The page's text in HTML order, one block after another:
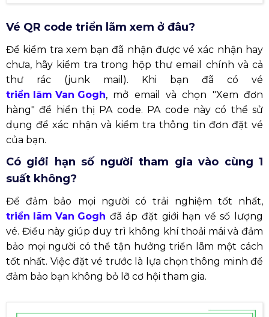
Vé QR code triển lãm xem ở đâu?
Để kiểm tra xem bạn đã nhận được vé xác nhận hay
chưa, hãy kiểm tra trong hộp thư email chính và cả
thư rác (junk mail). Khi bạn đã có vé
triển lãm Van Gogh, mở email và chọn "Xem đơn
hàng" để hiển thị PA code. PA code này có thể sử
dụng để xác nhận và kiểm tra thông tin đơn đặt vé
của bạn.
Có giới hạn số người tham gia vào cùng 1
suất không?
Để đảm bảo mọi người có trải nghiệm tốt nhất,
triển lãm Van Gogh đã áp đặt giới hạn về số lượng
vé. Điều này giúp duy trì không khí thoải mái và đảm
bảo mọi người có thể tận hưởng triển lãm một cách
tốt nhất. Việc đặt vé trước là lựa chọn thông minh để
đảm bảo bạn không bỏ lỡ cơ hội tham gia.